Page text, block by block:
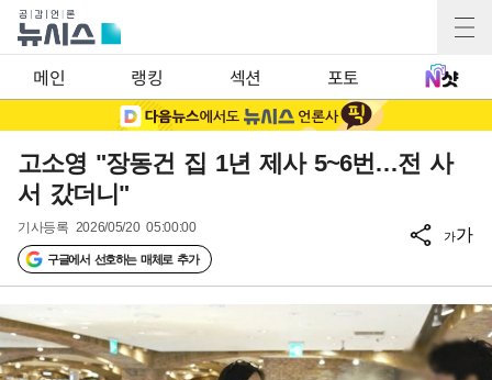
메인 랭킹 섹션 포토
고소영 "장동건 집 1년 제사 5~6번…전 사
서 갔더니"
기사등록 2026/05/20 05:00:00
구글에서 선호하는 매체로 추가
가가